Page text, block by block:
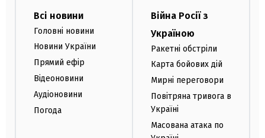
Всі новини
Головні новини
Новини України
Прямий ефір
Відеоновини
Аудіоновини
Погода
Війна Росії з
Україною
Ракетні обстріли
Карта бойових дій
Мирні переговори
Повітряна тривога в
Україні
Масована атака по